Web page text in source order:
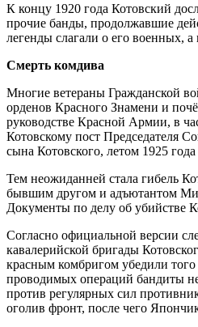
К концу 1920 года Котовский
прочие банды, продолжавшие
легенды слагали о его военных,
Смерть комдива
Многие ветераны Гражданской
орденов Красного Знамени и
руководстве Красной Армии, в
Котовскому пост Председателя
сына Котовского, летом 1925
Тем неожиданней стала гибель
бывшим другом и адъютантом
Документы по делу об убийстве
Согласно официальной версии
кавалерийской бригады
красным комбригом убедили
проводимых операций бандиты
против регулярных сил
оголив фронт, после чего